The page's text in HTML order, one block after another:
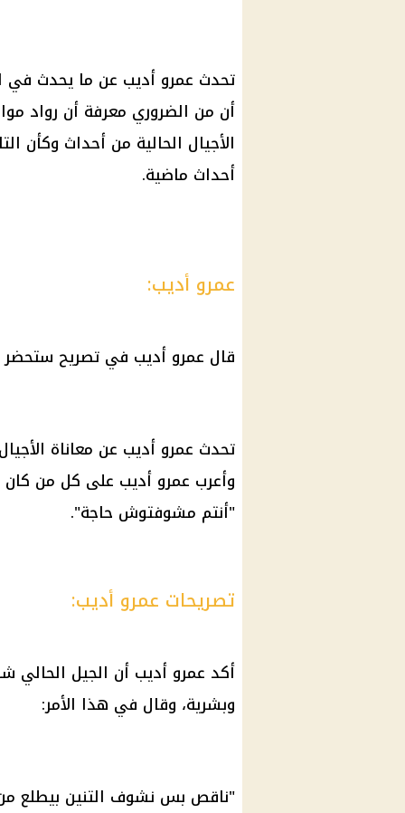
تحدث عمرو أديب عن ما يحدث في
أن من الضروري معرفة أن رواد
الأجيال الحالية من أحداث وكأن
أحداث ماضية.
عمرو أديب:
قال عمرو أديب في تصريح
تحدث عمرو أديب عن معاناة
وأعرب عمرو أديب على كل من كان
"أنتم مشوفتوش حاجة".
تصريحات عمرو أديب:
أكد عمرو أديب أن الجيل الحالي
وبشرية، وقال في هذا الأمر:
"ناقص بس نشوف التنين بيطلع